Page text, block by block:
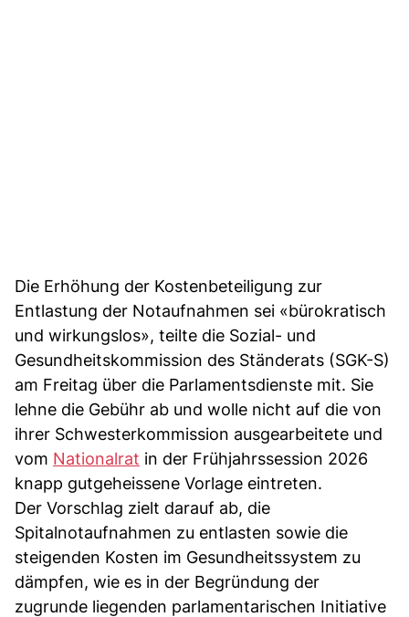
Die Erhöhung der Kostenbeteiligung zur
Entlastung der Notaufnahmen sei «bürokratisch
und wirkungslos», teilte die Sozial- und
Gesundheitskommission des Ständerats (SGK-S)
am Freitag über die Parlamentsdienste mit. Sie
lehne die Gebühr ab und wolle nicht auf die von
ihrer Schwesterkommission ausgearbeitete und
vom Nationalrat in der Frühjahrssession 2026
knapp gutgeheissene Vorlage eintreten.
Der Vorschlag zielt darauf ab, die
Spitalnotaufnahmen zu entlasten sowie die
steigenden Kosten im Gesundheitssystem zu
dämpfen, wie es in der Begründung der
zugrunde liegenden parlamentarischen Initiative